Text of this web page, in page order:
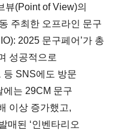
뷰(Point of View)의
주최한 오프라인 문구
2025 문구페어’가 총
성공적으로
등 SNS에도 방문
에는 29CM 문구
이상 증가했고,
매된 ‘인벤타리오